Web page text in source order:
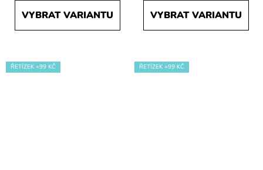
VYBRAT VARIANTU VYBRAT VARIANTU
ŘETÍZEK +99 KČ ŘETÍZEK +99 KČ